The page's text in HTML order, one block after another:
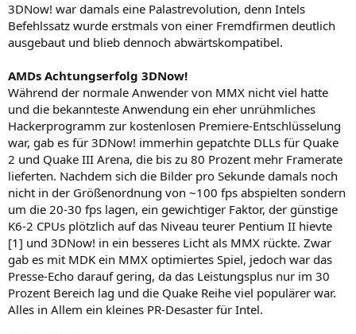
3DNow! war damals eine Palastrevolution, denn Intels
Befehlssatz wurde erstmals von einer Fremdfirmen deutlich
ausgebaut und blieb dennoch abwärtskompatibel.
AMDs Achtungserfolg 3DNow!
Während der normale Anwender von MMX nicht viel hatte
und die bekannteste Anwendung ein eher unrühmliches
Hackerprogramm zur kostenlosen Premiere-Entschlüsselung
war, gab es für 3DNow! immerhin gepatchte DLLs für Quake
2 und Quake III Arena, die bis zu 80 Prozent mehr Framerate
lieferten. Nachdem sich die Bilder pro Sekunde damals noch
nicht in der Größenordnung von ~100 fps abspielten sondern
um die 20-30 fps lagen, ein gewichtiger Faktor, der günstige
K6-2 CPUs plötzlich auf das Niveau teurer Pentium II hievte
[1] und 3DNow! in ein besseres Licht als MMX rückte. Zwar
gab es mit MDK ein MMX optimiertes Spiel, jedoch war das
Presse-Echo darauf gering, da das Leistungsplus nur im 30
Prozent Bereich lag und die Quake Reihe viel populärer war.
Alles in Allem ein kleines PR-Desaster für Intel.